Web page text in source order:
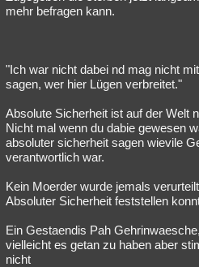
mehr befragen kann.
"Ich war nicht dabei nd mag nicht
sagen, wer hier Lügen verbreitet."
Absolute Sicherheit ist auf der Welt
Nicht mal wenn du dabie gewesen
absoluter sicherheit sagen wievile
verantwortlich war.
Kein Moerder wurde jemals
Absoluter Sicherheit feststellen
Ein Gestaendis Pah
vielleicht es getan zu haben aber
nicht